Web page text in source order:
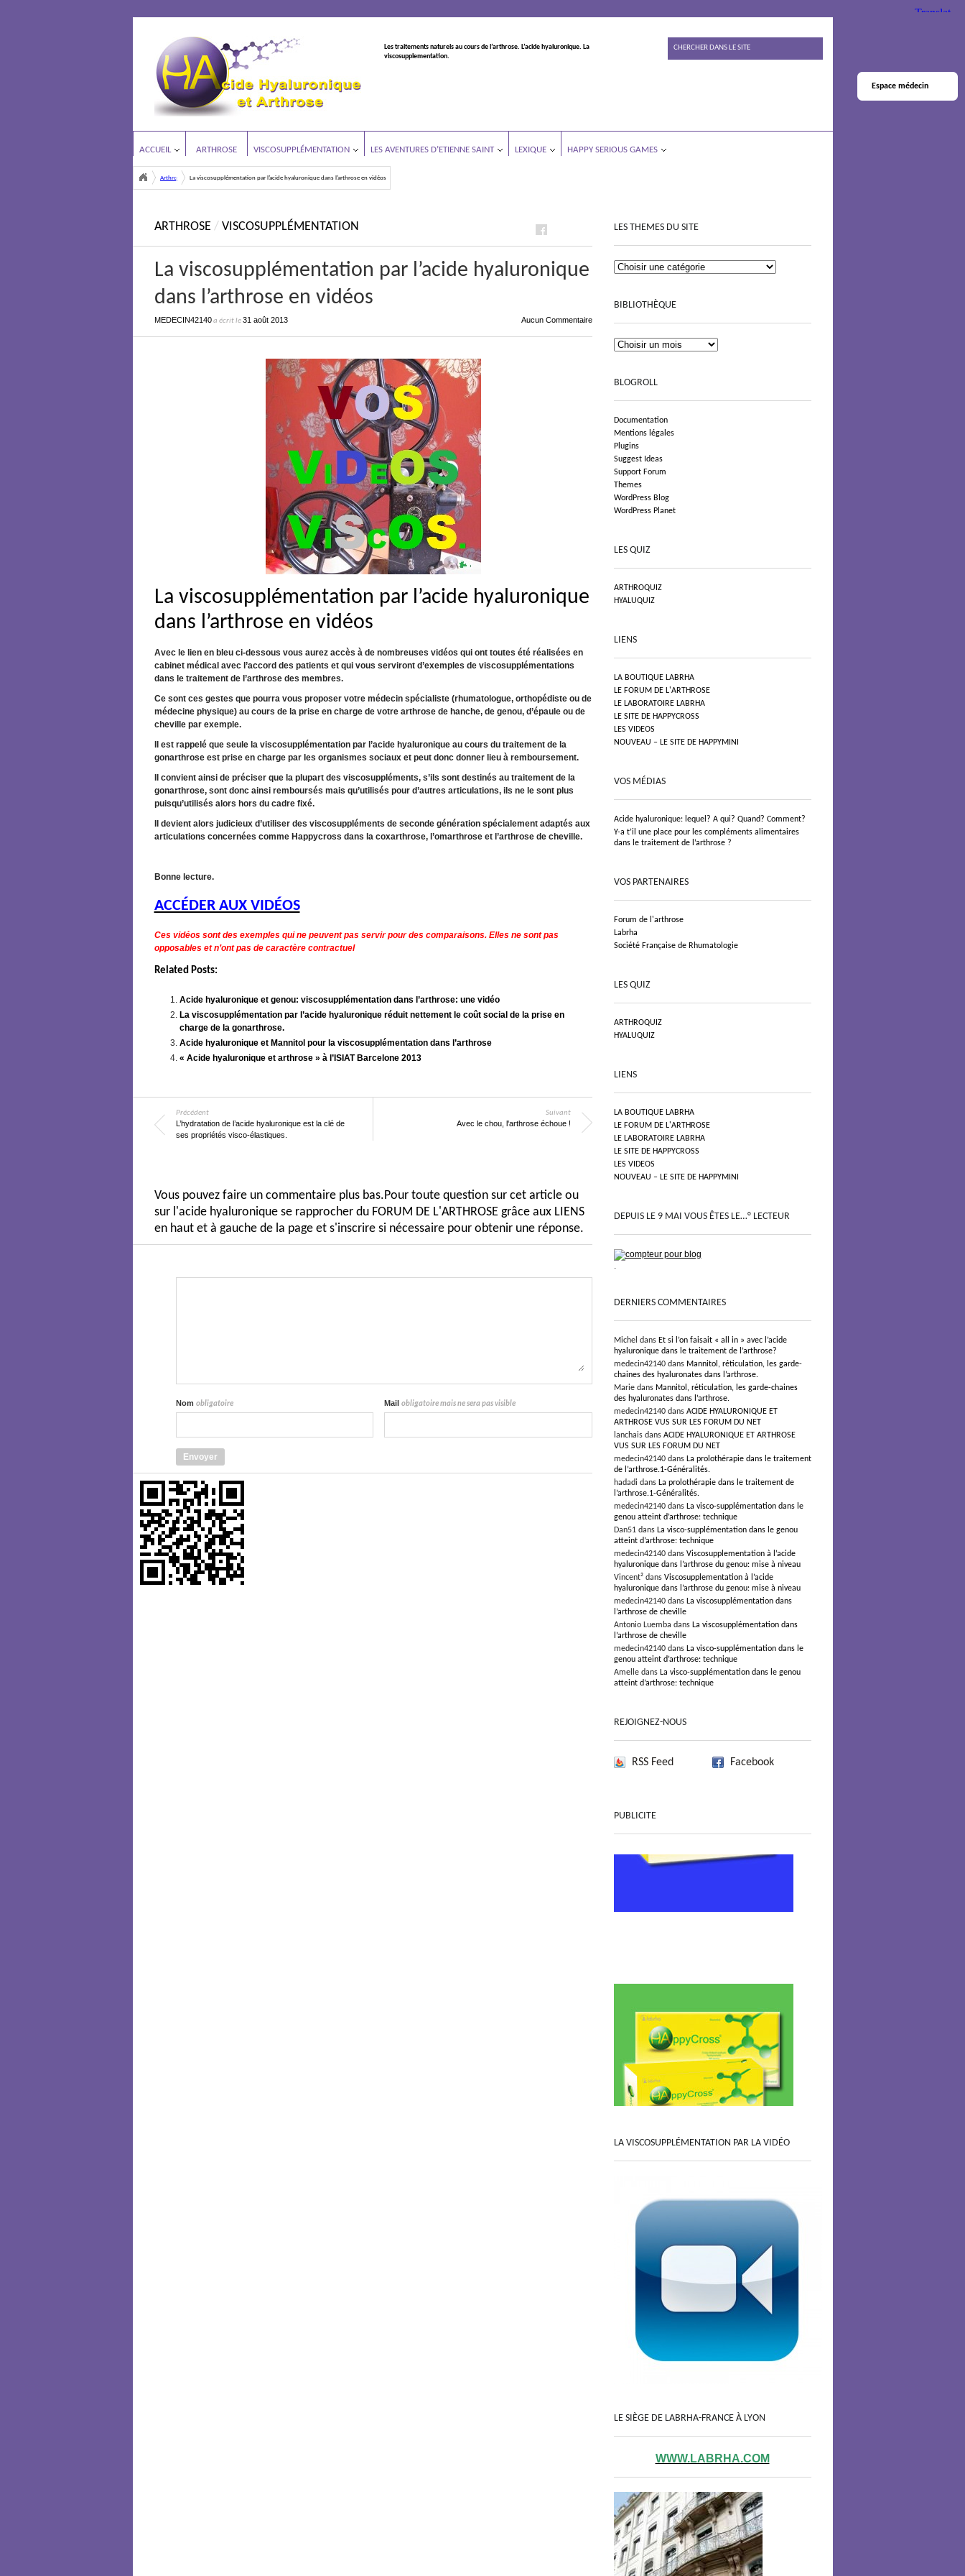
Les traitements naturels au cours de l’arthrose. L’acide hyaluronique. La
viscosupplementation.
ACCUEIL ARTHROSE VISCOSUPPLÉMENTATION LES AVENTURES D’ETIENNE SAINT LEXIQUE HAPPY SERIOUS GAMES
Arthrose La viscosupplémentation par l’acide hyaluronique dans l’arthrose en vidéos
ARTHROSE / VISCOSUPPLÉMENTATION
La viscosupplémentation par l’acide hyaluronique
dans l’arthrose en vidéos
MEDECIN42140a écrit le31 août 2013 Aucun Commentaire
La viscosupplémentation par l’acide hyaluronique
dans l’arthrose en vidéos
Avec le lien en bleu ci-dessous vous aurez accès à de nombreuses vidéos qui ont toutes été réalisées en
cabinet médical avec l’accord des patients et qui vous serviront d’exemples de viscosupplémentations
dans le traitement de l’arthrose des membres.
Ce sont ces gestes que pourra vous proposer votre médecin spécialiste (rhumatologue, orthopédiste ou de
médecine physique) au cours de la prise en charge de votre arthrose de hanche, de genou, d’épaule ou de
cheville par exemple.
Il est rappelé que seule la viscosupplémentation par l’acide hyaluronique au cours du traitement de la
gonarthrose est prise en charge par les organismes sociaux et peut donc donner lieu à remboursement.
Il convient ainsi de préciser que la plupart des viscosuppléments, s’ils sont destinés au traitement de la
gonarthrose, sont donc ainsi remboursés mais qu’utilisés pour d’autres articulations, ils ne le sont plus
puisqu’utilisés alors hors du cadre fixé.
Il devient alors judicieux d’utiliser des viscosuppléments de seconde génération spécialement adaptés aux
articulations concernées comme Happycross dans la coxarthrose, l’omarthrose et l’arthrose de cheville.
Bonne lecture.
ACCÉDER AUX VIDÉOS
Ces vidéos sont des exemples qui ne peuvent pas servir pour des comparaisons. Elles ne sont pas
opposables et n’ont pas de caractère contractuel
Related Posts:
Acide hyaluronique et genou: viscosupplémentation dans l’arthrose: une vidéo
La viscosupplémentation par l’acide hyaluronique réduit nettement le coût social de la prise en
charge de la gonarthrose.
Acide hyaluronique et Mannitol pour la viscosupplémentation dans l’arthrose
« Acide hyaluronique et arthrose » à l’ISIAT Barcelone 2013
Précédent
L’hydratation de l’acide hyaluronique est la clé de
ses propriétés visco-élastiques.
Suivant
Avec le chou, l'arthrose échoue !
Vous pouvez faire un commentaire plus bas.Pour toute question sur cet article ou
sur l'acide hyaluronique se rapprocher du FORUM DE L'ARTHROSE grâce aux LIENS
en haut et à gauche de la page et s'inscrire si nécessaire pour obtenir une réponse.
Nom obligatoire Mail obligatoire mais ne sera pas visible
LES THEMES DU SITE
BIBLIOTHÈQUE
BLOGROLL
Documentation
Mentions légales
Plugins
Suggest Ideas
Support Forum
Themes
WordPress Blog
WordPress Planet
LES QUIZ
ARTHROQUIZ
HYALUQUIZ
LIENS
LA BOUTIQUE LABRHA
LE FORUM DE L'ARTHROSE
LE LABORATOIRE LABRHA
LE SITE DE HAPPYCROSS
LES VIDEOS
NOUVEAU – LE SITE DE HAPPYMINI
VOS MÉDIAS
Acide hyaluronique: lequel? A qui? Quand? Comment?
Y-a t’il une place pour les compléments alimentaires
dans le traitement de l’arthrose ?
VOS PARTENAIRES
Forum de l'arthrose
Labrha
Société Française de Rhumatologie
LES QUIZ
ARTHROQUIZ
HYALUQUIZ
LIENS
LA BOUTIQUE LABRHA
LE FORUM DE L'ARTHROSE
LE LABORATOIRE LABRHA
LE SITE DE HAPPYCROSS
LES VIDEOS
NOUVEAU – LE SITE DE HAPPYMINI
DEPUIS LE 9 MAI VOUS ÊTES LE…° LECTEUR
.
DERNIERS COMMENTAIRES
Michel dans Et si l’on faisait « all in » avec l’acide
hyaluronique dans le traitement de l’arthrose?
medecin42140 dans Mannitol, réticulation, les garde-
chaines des hyaluronates dans l’arthrose.
Marie dans Mannitol, réticulation, les garde-chaines
des hyaluronates dans l’arthrose.
medecin42140 dans ACIDE HYALURONIQUE ET
ARTHROSE VUS SUR LES FORUM DU NET
lanchais dans ACIDE HYALURONIQUE ET ARTHROSE
VUS SUR LES FORUM DU NET
medecin42140 dans La prolothérapie dans le traitement
de l’arthrose.1-Généralités.
hadadi dans La prolothérapie dans le traitement de
l’arthrose.1-Généralités.
medecin42140 dans La visco-supplémentation dans le
genou atteint d’arthrose: technique
Dan51 dans La visco-supplémentation dans le genou
atteint d’arthrose: technique
medecin42140 dans Viscosupplementation à l’acide
hyaluronique dans l’arthrose du genou: mise à niveau
Vincent² dans Viscosupplementation à l’acide
hyaluronique dans l’arthrose du genou: mise à niveau
medecin42140 dans La viscosupplémentation dans
l’arthrose de cheville
Antonio Luemba dans La viscosupplémentation dans
l’arthrose de cheville
medecin42140 dans La visco-supplémentation dans le
genou atteint d’arthrose: technique
Amelle dans La visco-supplémentation dans le genou
atteint d’arthrose: technique
REJOIGNEZ-NOUS
RSS Feed Facebook
PUBLICITE
LA VISCOSUPPLÉMENTATION PAR LA VIDÉO
LE SIÈGE DE LABRHA-FRANCE À LYON
WWW.LABRHA.COM
Espace médecin